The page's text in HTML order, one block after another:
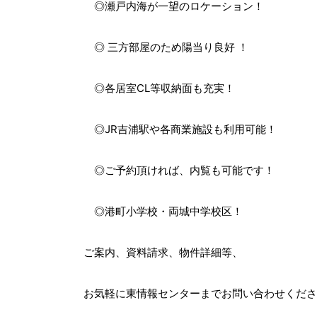
◎瀬戸内海が一望のロケーション！
◎ 三方部屋のため陽当り良好 ！
◎各居室CL等収納面も充実！
◎JR吉浦駅や各商業施設も利用可能！
◎ご予約頂ければ、内覧も可能です！
◎港町小学校・両城中学校区！
ご案内、資料請求、物件詳細等、
お気軽に東情報センターまでお問い合わせくだ